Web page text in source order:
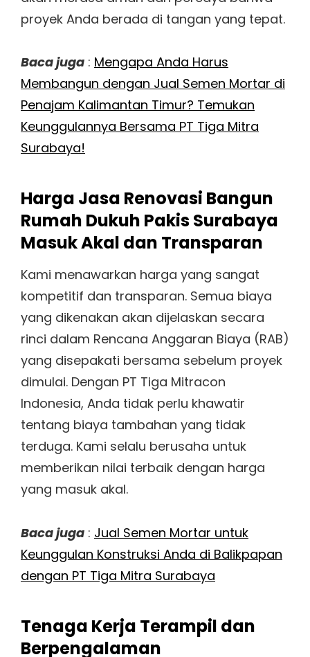
proyek Anda berada di tangan yang tepat.
Baca juga : Mengapa Anda Harus
Membangun dengan Jual Semen Mortar di
Penajam Kalimantan Timur? Temukan
Keunggulannya Bersama PT Tiga Mitra
Surabaya!
Harga Jasa Renovasi Bangun
Rumah Dukuh Pakis Surabaya
Masuk Akal dan Transparan
Kami menawarkan harga yang sangat
kompetitif dan transparan. Semua biaya
yang dikenakan akan dijelaskan secara
rinci dalam Rencana Anggaran Biaya (RAB)
yang disepakati bersama sebelum proyek
dimulai. Dengan PT Tiga Mitracon
Indonesia, Anda tidak perlu khawatir
tentang biaya tambahan yang tidak
terduga. Kami selalu berusaha untuk
memberikan nilai terbaik dengan harga
yang masuk akal.
Baca juga : Jual Semen Mortar untuk
Keunggulan Konstruksi Anda di Balikpapan
dengan PT Tiga Mitra Surabaya
Tenaga Kerja Terampil dan
Berpengalaman